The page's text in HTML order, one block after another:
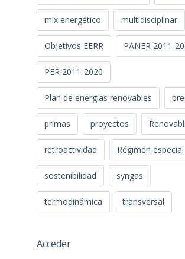
mix energético multidisciplinar
Objetivos EERR PANER 2011-
PER 2011-2020
Plan de energias renovables
primas proyectos
retroactividad Régimen especial
sostenibilidad syngas
termodinámica transversal
Acceder